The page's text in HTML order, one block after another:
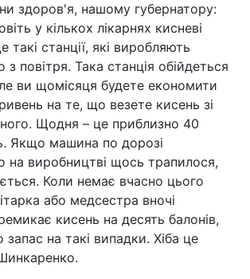
здоров'я, нашому губернатору:
у кількох лікарнях кисневі
такі станції, які виробляють
з повітря. Така станція обійдеться
ви щомісяця будете економити
на те, що везете кисень зі
Щодня – це приблизно 40
Якщо машина по дорозі
на виробництві щось трапилося,
Коли немає вчасно цього
або медсестра вночі
кисень на десять балонів,
запас на такі випадки. Хіба це